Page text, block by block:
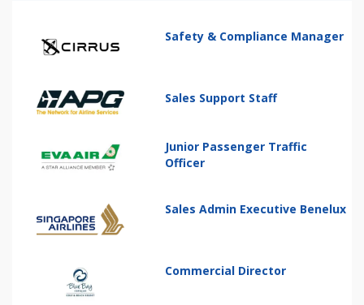
Safety & Compliance Manager
Sales Support Staff
Junior Passenger Traffic
Officer
Sales Admin Executive Benelux
Commercial Director